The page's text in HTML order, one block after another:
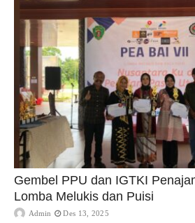
Gembel PPU dan IGTKI
Lomba Melukis dan Puisi
Admin Des 13, 2025